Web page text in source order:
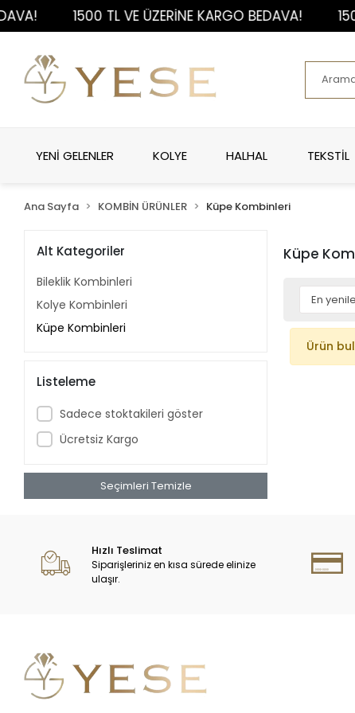
1500 TL VE ÜZERİNE KARGO BEDAVA!
YENİ GELENLER KOLYE HALHAL TEKSTİL
Ana Sayfa KOMBİN ÜRÜNLER Küpe Kombinleri
Alt Kategoriler
Bileklik Kombinleri
Kolye Kombinleri
Küpe Kombinleri
Listeleme
Sadece stoktakileri göster
Ücretsiz Kargo
Seçimleri Temizle
Küpe
Ürün
Hızlı Teslimat
Siparişleriniz en kısa sürede elinize
ulaşır.